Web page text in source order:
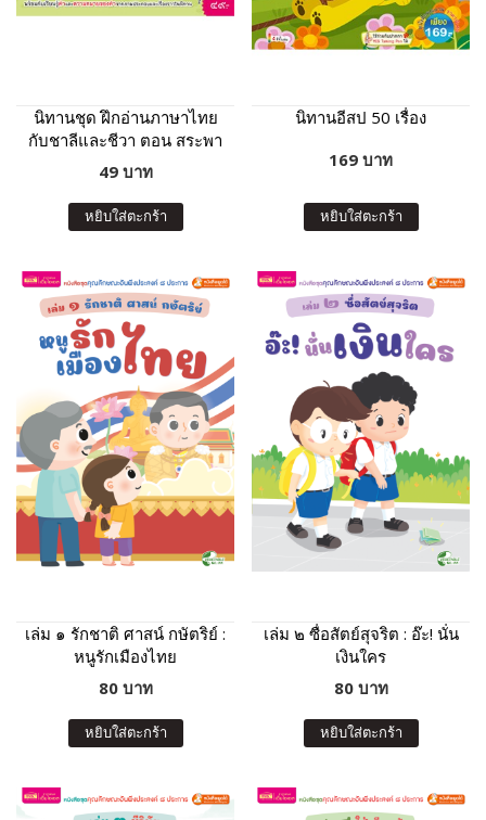
นิทานชุด ฝึกอ่านภาษาไทย
กับชาลีและชีวา ตอน สระพา
สนุก
49 บาท
หยิบใส่ตะกร้า
นิทานอีสป 50 เรื่อง
169 บาท
หยิบใส่ตะกร้า
เล่ม ๑ รักชาติ ศาสน์ กษัตริย์ :
หนูรักเมืองไทย
80 บาท
หยิบใส่ตะกร้า
เล่ม ๒ ซื่อสัตย์สุจริต : อ๊ะ! นั่น
เงินใคร
80 บาท
หยิบใส่ตะกร้า